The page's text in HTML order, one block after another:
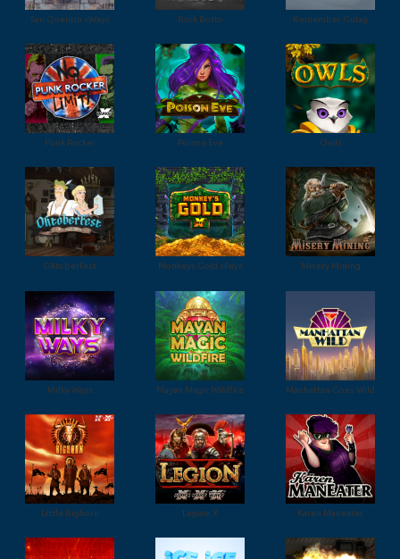
San Quentin xWays Rock Botto Remember Gulag
Punk Rocker Poison Eve Owls
Oktoberfest Monkeys Gold xPays Misery Mining
Milky Ways Mayan Magic Wildfire Manhattan Goes Wild
Little Bighorn Legion X Karen Maneater